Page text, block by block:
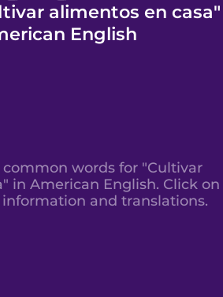
alimentos en casa"
English
words for "Cultivar
in American English. Click on
and translations.